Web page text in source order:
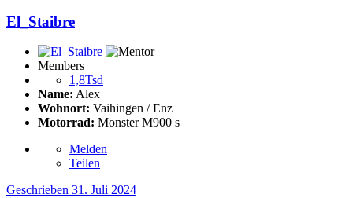
El_Staibre
Members
1,8Tsd
Name: Alex
Wohnort: Vaihingen / Enz
Motorrad: Monster M900 s
Melden
Teilen
Geschrieben 31. Juli 2024